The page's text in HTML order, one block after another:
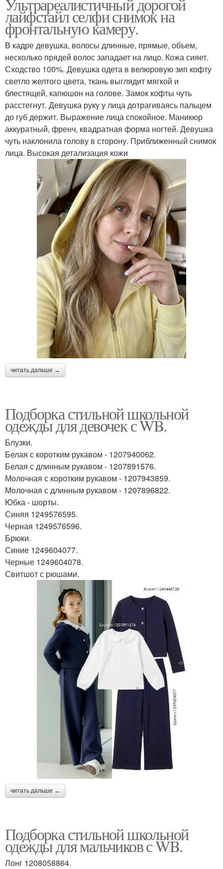
лайфстайл селфи снимок на
фронтальную камеру.
В кадре девушка, волосы длинные, прямые, объем,
несколько прядей волос западает на лицо. Кожа сияет.
Сходство 100%. Девушка одета в велюровую зип кофту
светло желтого цвета, ткань выглядит мягкой и
блестящей, капюшон на голове. Замок кофты чуть
расстегнут. Девушка руку у лица дотрагиваясь пальцем
до губ держит. Выражение лица спокойное. Маникюр
аккуратный, френч, квадратная форма ногтей. Девушка
чуть наклонила голову в сторону. Приближенный снимок
лица. Высокая детализация кожи
читать дальше →
Подборка стильной школьной
одежды для девочек с WB.
Блузки.
Белая с коротким рукавом - 1207940062.
Белая с длинным рукавом - 1207891576.
Молочная с коротким рукавом - 1207943859.
Молочная с длинным рукавом - 1207896822.
Юбка - шорты.
Синяя 1249576595.
Черная 1249576596.
Брюки.
Синие 1249604077.
Черные 1249604078.
Свитшот с рюшами.
читать дальше →
Подборка стильной школьной
одежды для мальчиков с WB.
Лонг 1208058864.